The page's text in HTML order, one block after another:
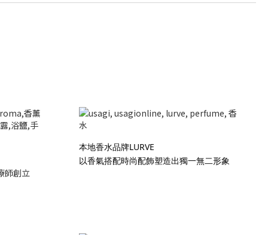
師創立
本地香水品牌LURVE
以香氣搭配時尚配飾塑造出獨一無二形象